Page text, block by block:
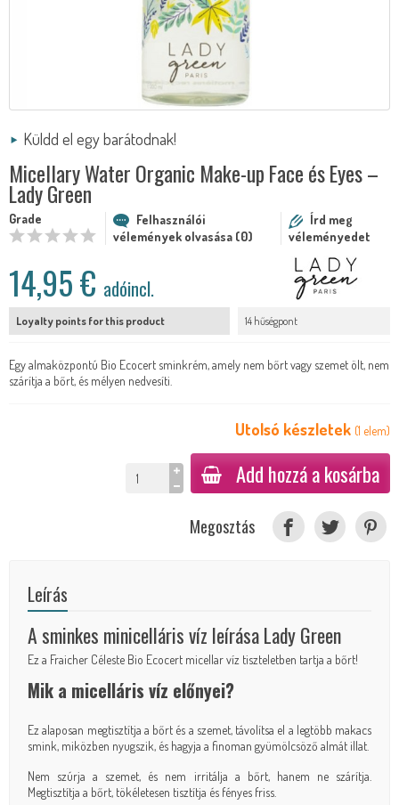
Küldd el egy barátodnak!
Micellary Water Organic Make-up Face és Eyes –
Lady Green
Grade
Felhasználói
vélemények olvasása (0)
Írd meg
véleményedet
14,95 € adóincl.
Loyalty points for this product 14 hűségpont
Egy almaközpontú Bio Ecocert sminkrém, amely nem bőrt vagy szemet ölt, nem
szárítja a bőrt, és mélyen nedvesíti.
Utolsó készletek (1 elem)
Add hozzá a kosárba
Megosztás
Leírás
A sminkes minicelláris víz leírása Lady Green
Ez a Fraicher Céleste Bio Ecocert micellar víz tiszteletben tartja a bőrt!
Mik a micelláris víz előnyei?
Ez alaposan megtisztítja a bőrt és a szemet, távolítsa el a legtöbb makacs
smink, miközben nyugszik, és hagyja a finoman gyümölcsöző almát illat.
Nem szúrja a szemet, és nem irritálja a bőrt, hanem ne szárítja.
Megtisztítja a bőrt, tökéletesen tisztítja és fényes friss.